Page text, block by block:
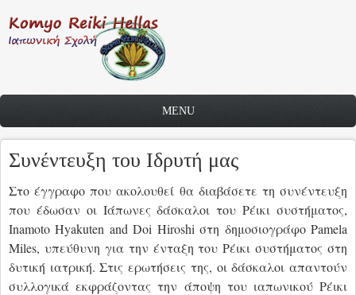
Skip to main content
MENU
Συνέντευξη του Ιδρυτή μας
Στο έγγραφο που ακολουθεί θα διαβάσετε τη συνέντευξη
που έδωσαν οι Ιάπωνες δάσκαλοι του Ρέικι συστήματος,
Inamoto Hyakuten and Doi Hiroshi στη δημοσιογράφο Pamela
Miles, υπεύθυνη για την ένταξη του Ρέικι συστήματος στη
δυτική ιατρική. Στις ερωτήσεις της, οι δάσκαλοι απαντούν
συλλογικά εκφράζοντας την άποψη του ιαπωνικού Ρέικι